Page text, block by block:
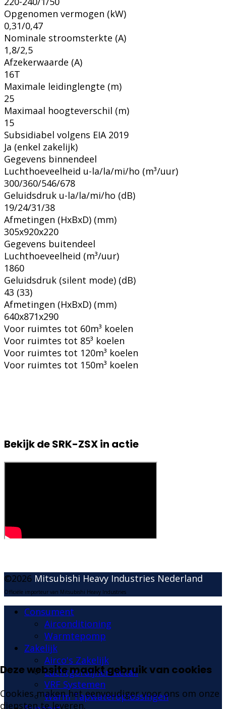
Opgenomen vermogen (kW)
0,31/0,47
Nominale stroomsterkte (A)
1,8/2,5
Afzekerwaarde (A)
16T
Maximale leidinglengte (m)
25
Maximaal hoogteverschil (m)
15
Subsidiabel volgens EIA 2019
Ja (enkel zakelijk)
Gegevens binnendeel
Luchthoeveelheid u-la/la/mi/ho (m³/uur)
300/360/546/678
Geluidsdruk u-la/la/mi/ho (dB)
19/24/31/38
Afmetingen (HxBxD) (mm)
305x920x220
Gegevens buitendeel
Luchthoeveelheid (m³/uur)
1860
Geluidsdruk (silent mode) (dB)
43 (33)
Afmetingen (HxBxD) (mm)
640x871x290
Voor ruimtes tot 60m³ koelen
Voor ruimtes tot 85³ koelen
Voor ruimtes tot 120m³ koelen
Voor ruimtes tot 150m³ koelen
Bekijk de SRK-ZSX in actie
©2026 Mitsubishi Heavy Industries Nederland
Officiële importeur van Mitsubishi Heavy Industries
Consument
Airconditioning
Warmtepomp
Zakelijk
Airco's Zakelijk
Luchtgordijnen Retail
VRF Systemen
Warm Tapwateroplossingen
Deze website maakt gebruik van cookies
Cookies maken het eenvoudiger voor ons om onze
diensten te leveren.